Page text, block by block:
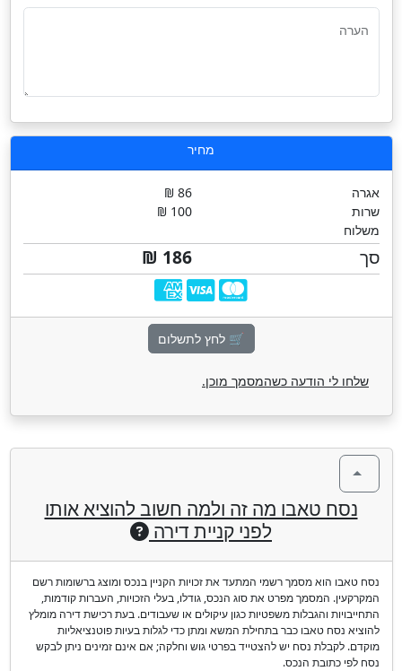
הערה
מחיר
אגרה
86 ₪
שרות
100 ₪
משלוח
סך 186 ₪
🛒 לחץ לתשלום
שלחו לי הודעה כשהמסמך מוכן.
נסח טאבו מה זה ולמה חשוב להוציא אותו
לפני קניית דירה
נסח טאבו הוא מסמך רשמי המתעד את זכויות הקניין בנכס ומוצג ברשומות רשם
המקרקעין. המסמך מפרט את סוג הנכס, גודלו, בעלי הזכויות, העברות קודמות,
התחייבויות והגבלות משפטיות כגון עיקולים או שעבודים. בעת רכישת דירה מומלץ
להוציא נסח טאבו כבר בתחילת המשא ומתן כדי לגלות בעיות פוטנציאליות
מוקדם. לקבלת נסח יש להצטייד בפרטי גוש וחלקה; אם אינם זמינים ניתן לבקש
נסח לפי כתובת הנכס.